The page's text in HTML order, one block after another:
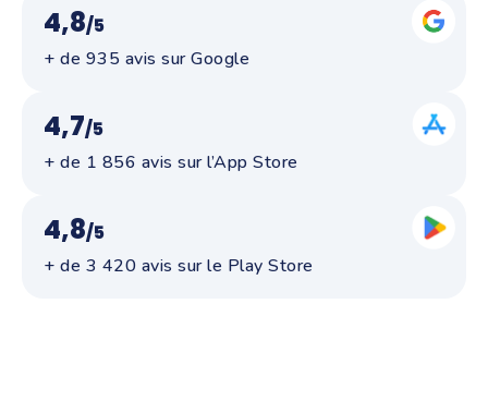
4,8/5
+ de 935 avis sur Google
4,7/5
+ de 1 856 avis sur l’App Store
4,8/5
+ de 3 420 avis sur le Play Store